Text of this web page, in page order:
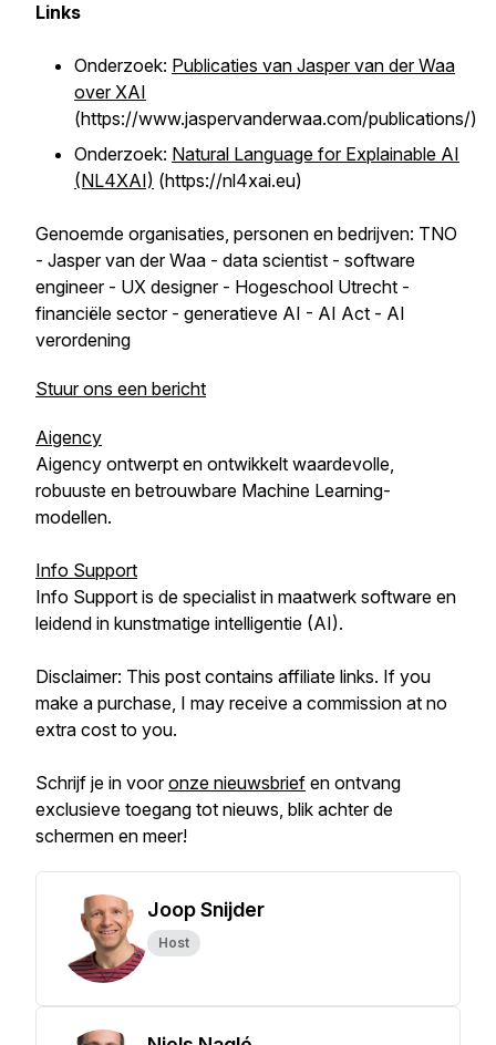
Links
Onderzoek: Publicaties van Jasper van der Waa
over XAI
(https://www.jaspervanderwaa.com/publications/)
Onderzoek: Natural Language for Explainable AI
(NL4XAI) (https://nl4xai.eu)
Genoemde organisaties, personen en bedrijven: TNO
- Jasper van der Waa - data scientist - software
engineer - UX designer - Hogeschool Utrecht -
financiële sector - generatieve AI - AI Act - AI
verordening
Stuur ons een bericht
Aigency
Aigency ontwerpt en ontwikkelt waardevolle,
robuuste en betrouwbare Machine Learning-
modellen.
Info Support
Info Support is de specialist in maatwerk software en
leidend in kunstmatige intelligentie (AI).
Disclaimer: This post contains affiliate links. If you
make a purchase, I may receive a commission at no
extra cost to you.
Schrijf je in vooronze nieuwsbrief en ontvang
exclusieve toegang tot nieuws, blik achter de
schermen en meer!
Joop Snijder
Host